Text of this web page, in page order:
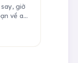
giờ
về an